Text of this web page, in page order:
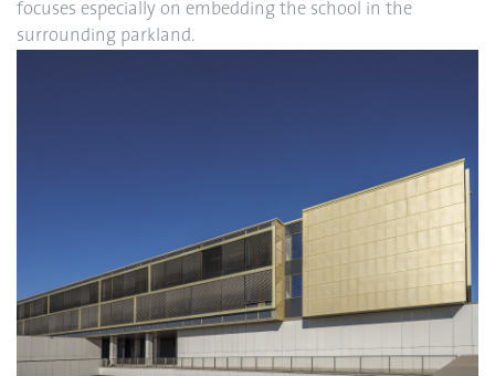
focuses especially on embedding the school in the
surrounding parkland.